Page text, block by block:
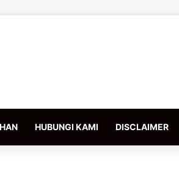
HUBUNGI KAMI DISCLAIMER